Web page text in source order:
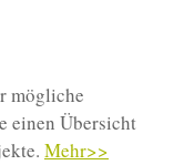
mögliche
einen Übersicht
Mehr>>